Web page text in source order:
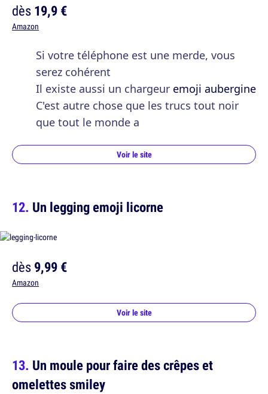
dès19,9 €
Amazon
Si votre téléphone est une merde, vous
serez cohérent
Il existe aussi un chargeur emoji aubergine
C'est autre chose que les trucs tout noir
que tout le monde a
Voir le site
Un legging emoji licorne
dès9,99 €
Amazon
Voir le site
Un moule pour faire des crêpes et
omelettes smiley